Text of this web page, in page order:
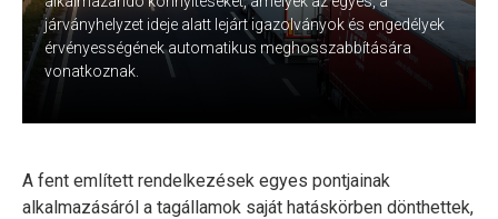
járványhelyzet ideje alatt lejárt igazolványok és engedélyek
érvényességének automatikus meghosszabbítására
vonatkoznak.
A fent említett rendelkezések egyes pontjainak
alkalmazásáról a tagállamok saját hatáskörben dönthettek,